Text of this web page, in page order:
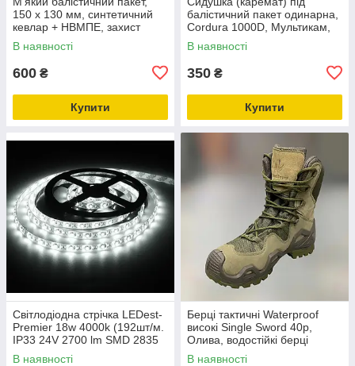
150 х 130 мм, синтетичний
кевлар + НВМПЕ, захист
ДСТУ 1
В наявності
600 ₴
Купити
балістичний пакет одинарна,
Cordura 1000D, Мультикам,
WINTAC, 350 мм х 300 мм,
molle, фастекс
В наявності
350 ₴
Купити
Світлодіодна стрічка LEDest-
Premier 18w 4000k (192шт/м.
IP33 24V 2700 lm SMD 2835
60 міс. гарантії)
В наявності
Берці тактичні Waterproof
високі Single Sword 40р,
Олива, водостійкі берці
армійські тактичні
В наявності